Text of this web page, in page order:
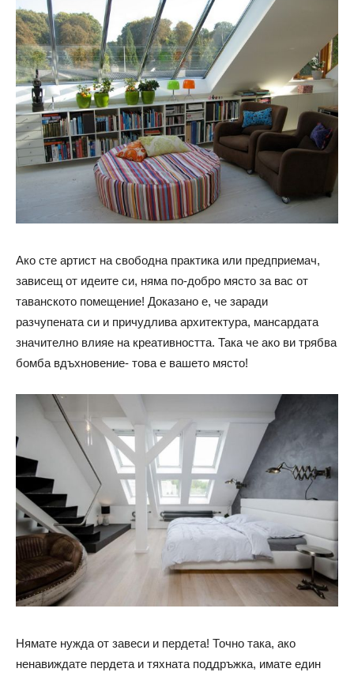
Ако сте артист на свободна практика или предприемач,
зависещ от идеите си, няма по-добро място за вас от
таванското помещение! Доказано е, че заради
разчупената си и причудлива архитектура, мансардата
значително влияе на креативността. Така че ако ви трябва
бомба вдъхновение- това е вашето място!
Нямате нужда от завеси и пердета! Точно така, ако
ненавиждате пердета и тяхната поддръжка, имате един